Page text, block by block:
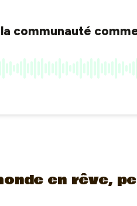
en rêve,